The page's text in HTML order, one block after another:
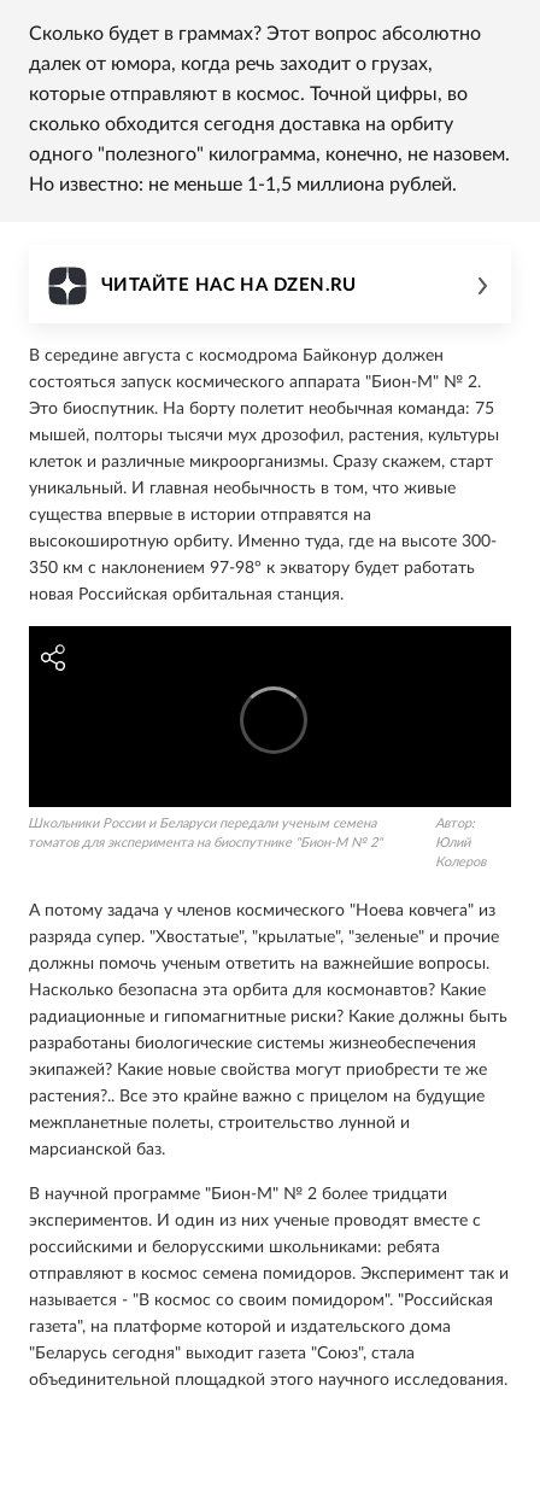
Сколько будет в граммах? Этот вопрос абсолютно
далек от юмора, когда речь заходит о грузах,
которые отправляют в космос. Точной цифры, во
сколько обходится сегодня доставка на орбиту
одного "полезного" килограмма, конечно, не назовем.
Но известно: не меньше 1-1,5 миллиона рублей.
ЧИТАЙТЕ НАС НА DZEN.RU
В середине августа с космодрома Байконур должен
состояться запуск космического аппарата "Бион-М" № 2.
Это биоспутник. На борту полетит необычная команда: 75
мышей, полторы тысячи мух дрозофил, растения, культуры
клеток и различные микроорганизмы. Сразу скажем, старт
уникальный. И главная необычность в том, что живые
существа впервые в истории отправятся на
высокоширотную орбиту. Именно туда, где на высоте 300-
350 км с наклонением 97-98° к экватору будет работать
новая Российская орбитальная станция.
Школьники России и Беларуси передали ученым семена
томатов для эксперимента на биоспутнике "Бион-М № 2"
Автор:
Юлий
Колеров
А потому задача у членов космического "Ноева ковчега" из
разряда супер. "Хвостатые", "крылатые", "зеленые" и прочие
должны помочь ученым ответить на важнейшие вопросы.
Насколько безопасна эта орбита для космонавтов? Какие
радиационные и гипомагнитные риски? Какие должны быть
разработаны биологические системы жизнеобеспечения
экипажей? Какие новые свойства могут приобрести те же
растения?.. Все это крайне важно с прицелом на будущие
межпланетные полеты, строительство лунной и
марсианской баз.
В научной программе "Бион-М" № 2 более тридцати
экспериментов. И один из них ученые проводят вместе с
российскими и белорусскими школьниками: ребята
отправляют в космос семена помидоров. Эксперимент так и
называется - "В космос со своим помидором". "Российская
газета", на платформе которой и издательского дома
"Беларусь сегодня" выходит газета "Союз", стала
объединительной площадкой этого научного исследования.